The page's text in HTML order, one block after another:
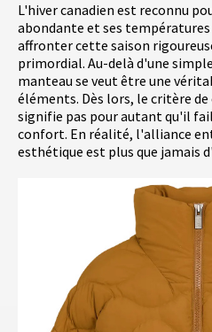
L'hiver canadien est reconnu
abondante et ses
affronter cette saison
primordial. Au-delà d'une
manteau se veut être une
éléments. Dès lors, le critère
signifie pas pour autant qu'il
confort. En réalité, l'alliance
esthétique est plus que jamais